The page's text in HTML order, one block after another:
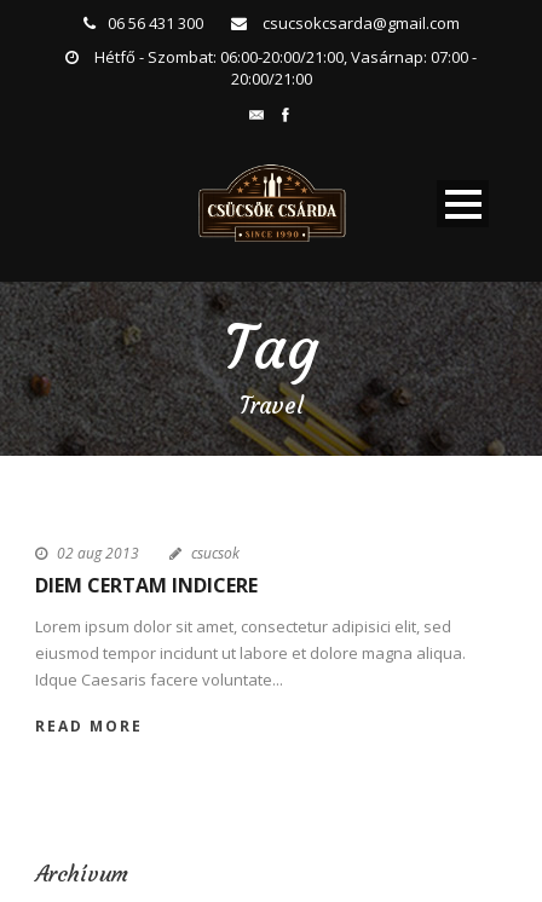
06 56 431 300
csucsokcsarda@gmail.com
Hétfő - Szombat: 06:00-20:00/21:00, Vasárnap: 07:00 -
20:00/21:00
Tag
Travel
02 aug 2013 csucsok
DIEM CERTAM INDICERE
Lorem ipsum dolor sit amet, consectetur adipisici elit, sed
eiusmod tempor incidunt ut labore et dolore magna aliqua.
Idque Caesaris facere voluntate...
READ MORE
Archívum